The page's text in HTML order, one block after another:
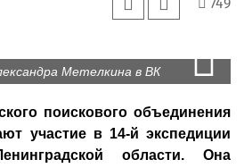
Метелкина в ВК
поискового объединения
участие в 14-й экспедиции
области. Она